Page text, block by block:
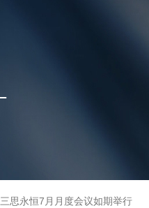
三思永恒7月月度会议如期举行